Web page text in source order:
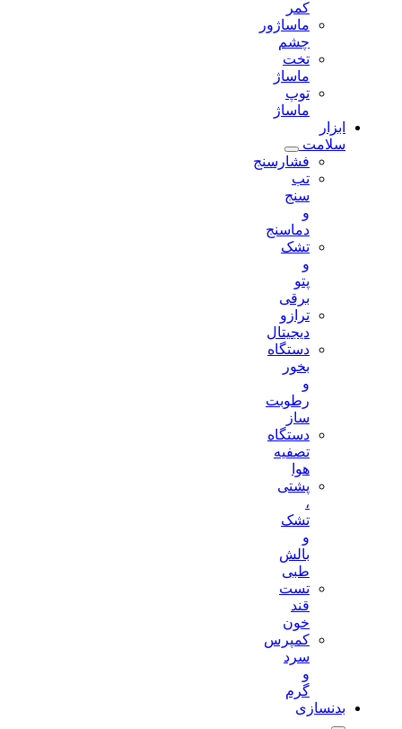
ماساژور
تخت
ماساژ
توپ
ماساژ
ابزار
سلامت
فشارسنج
دماسنج
تشک
ترازو
دیجیتال
دستگاه
رطوبت
دستگاه
تصفیه
پشتی
تست
کمپرس
بدنسازی